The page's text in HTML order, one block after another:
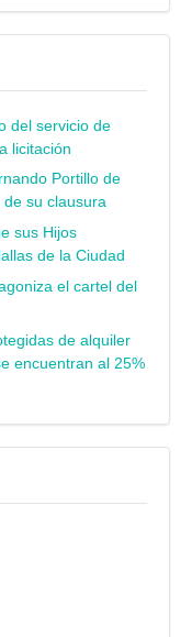
del servicio de
licitación
Portillo de
su clausura
sus Hijos
de la Ciudad
el cartel del
de alquiler
encuentran al 25%